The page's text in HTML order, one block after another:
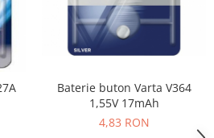
Baterie buton Varta V364
1,55V 17mAh
4,83 RON